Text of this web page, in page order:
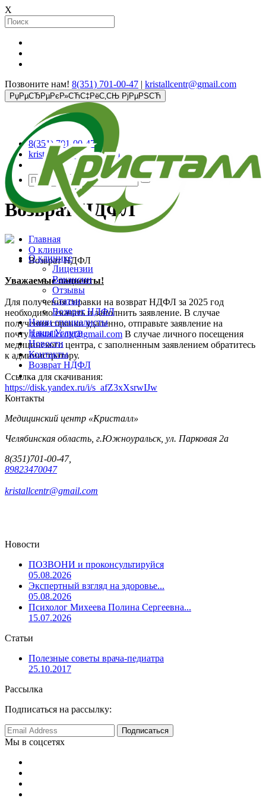
X
Позвоните нам! 8(351) 701-00-47 | kristallcentr@gmail.com
РџРµСЂРµРєР»СЋС‡РёС‚СЊ РјРµРЅСЋ
О клинике
Лицензии
Вакансии
Отзывы
Статьи
Возврат НДФЛ
Наши специалисты
Наши Услуги
Новости
Контакты
Возврат НДФЛ
...
8(351) 701-00-47
kristallcentr@gmail.com
Возврат НДФЛ
Главная
О клинике
Возврат НДФЛ
Уважаемые пациенты!
Для получения справки на возврат НДФЛ за 2025 год
необходимо скачать и заполнить заявление. В случае
получения справки удаленно, отправьте заявление на
почтуkristallcentr@gmail.com В случае личного посещения
медицинского центра, с заполненным заявлением обратитесь
к администратору.
Ссылка для скачивания:
https://disk.yandex.ru/i/s_afZ3xXsrwIJw
Контакты
Медицинский центр «Кристалл»
Челябинская область, г.Южноуральск, ул. Парковая 2а
8(351)701-00-47,
89823470047
kristallcentr@gmail.com
Новости
ПОЗВОНИ и проконсультируйся
05.08.2026
Экспертный взгляд на здоровье...
05.08.2026
Психолог Михеева Полина Сергеевна...
15.07.2026
Статьи
Полезные советы врача-педиатра
25.10.2017
Рассылка
Подписаться на рассылку:
Мы в соцсетях